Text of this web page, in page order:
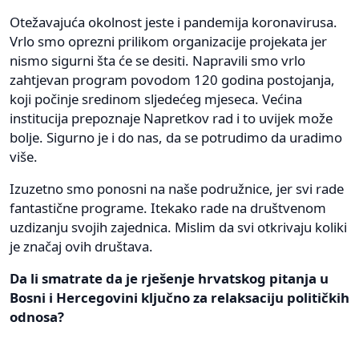
Otežavajuća okolnost jeste i pandemija koronavirusa.
Vrlo smo oprezni prilikom organizacije projekata jer
nismo sigurni šta će se desiti. Napravili smo vrlo
zahtjevan program povodom 120 godina postojanja,
koji počinje sredinom sljedećeg mjeseca. Većina
institucija prepoznaje Napretkov rad i to uvijek može
bolje. Sigurno je i do nas, da se potrudimo da uradimo
više.
Izuzetno smo ponosni na naše podružnice, jer svi rade
fantastične programe. Itekako rade na društvenom
uzdizanju svojih zajednica. Mislim da svi otkrivaju koliki
je značaj ovih društava.
Da li smatrate da je rješenje hrvatskog pitanja u
Bosni i Hercegovini ključno za relaksaciju političkih
odnosa?